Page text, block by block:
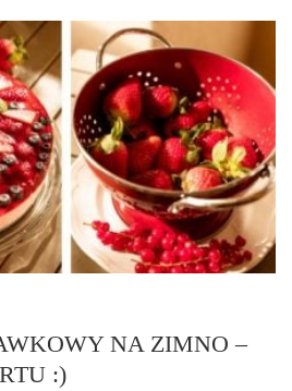
NA ZIMNO –
:)